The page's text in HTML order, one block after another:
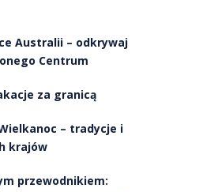
Australii – odkrywaj
Centrum
za granicą
– tradycje i
krajów
przewodnikiem: